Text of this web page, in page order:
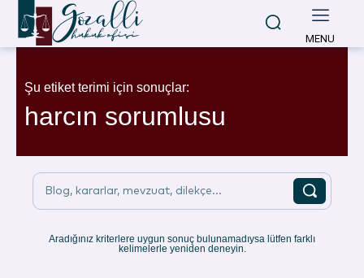
MENU
Şu etiket terimi için sonuçlar:
harcın sorumlusu
Blog, kararlar, mevzuat, dilekçe...
Aradığınız kriterlere uygun sonuç bulunamadıysa lütfen farklı
kelimelerle yeniden deneyin.